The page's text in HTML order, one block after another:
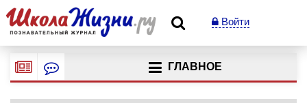
Войти
ГЛАВНОЕ